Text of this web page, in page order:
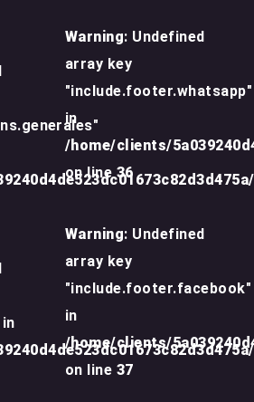
Warning: Undefined
array key
"include.footer.whatsapp"
in
/home/clients/
on line36
Warning: Undefined
array key
"include.footer.facebook"
in
/home/clients/
on line 37